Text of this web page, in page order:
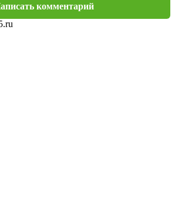
комментарий